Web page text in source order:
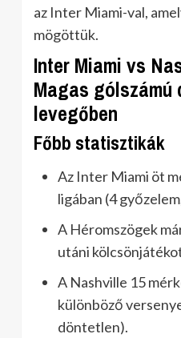
az Inter Miami-val,
mögöttük.
Inter Miami vs
Magas gólszámú
levegőben
Főbb statisztikák
Az Inter Miami öt
ligában (4
A Héromszögek
utáni
A Nashville 15
különböző
döntetlen).